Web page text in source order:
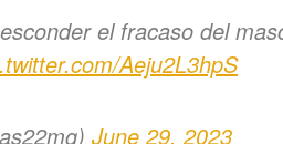
el fracaso del
Aeju2L3hpS
June 29, 2023